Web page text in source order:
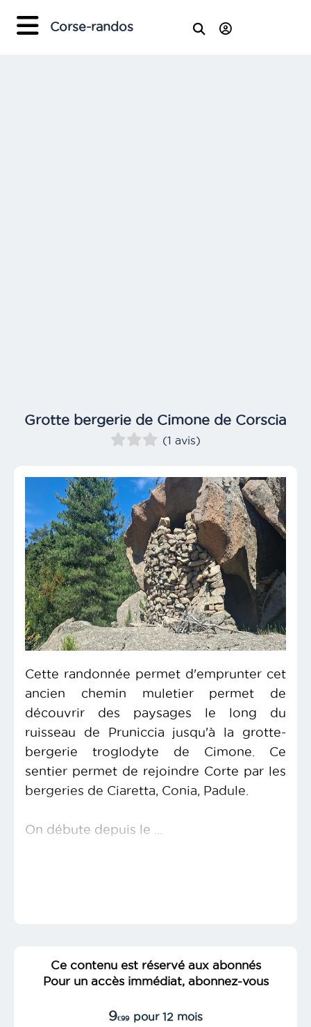
Corse-randos
Grotte bergerie de Cimone de Corscia
(1 avis)
Cette randonnée permet d'emprunter cet
ancien chemin muletier permet de
découvrir des paysages le long du
ruisseau de Pruniccia jusqu'à la grotte-
bergerie troglodyte de Cimone. Ce
sentier permet de rejoindre Corte par les
bergeries de Ciaretta, Conia, Padule.
On débute depuis le ...
Ce contenu est réservé aux abonnés
Pour un accès immédiat, abonnez-vous
9€99 pour 12 mois